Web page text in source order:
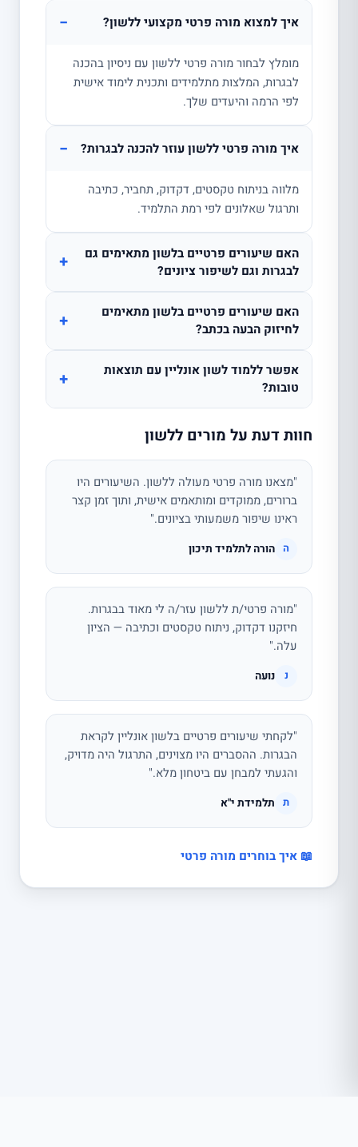
איך למצוא מורה פרטי מקצועי ללשון? −
מומלץ לבחור מורה פרטי ללשון עם ניסיון בהכנה
לבגרות, המלצות מתלמידים ותכנית לימוד אישית
לפי הרמה והיעדים שלך.
איך מורה פרטי ללשון עוזר להכנה לבגרות? −
מלווה בניתוח טקסטים, דקדוק, תחביר, כתיבה
ותרגול שאלונים לפי רמת התלמיד.
האם שיעורים פרטיים בלשון מתאימים גם
לבגרות וגם לשיפור ציונים?
+
האם שיעורים פרטיים בלשון מתאימים
לחיזוק הבעה בכתב?
+
אפשר ללמוד לשון אונליין עם תוצאות
טובות?
+
חוות דעת על מורים ללשון
"מצאנו מורה פרטי מעולה ללשון. השיעורים היו
ברורים, ממוקדים ומותאמים אישית, ותוך זמן קצר
ראינו שיפור משמעותי בציונים."
ה הורה לתלמיד תיכון
"מורה פרטי/ת ללשון עזר/ה לי מאוד בבגרות.
חיזקנו דקדוק, ניתוח טקסטים וכתיבה — הציון
עלה."
נ נועה
"לקחתי שיעורים פרטיים בלשון אונליין לקראת
הבגרות. ההסברים היו מצוינים, התרגול היה מדויק,
והגעתי למבחן עם ביטחון מלא."
ת תלמידת י"א
📖 איך בוחרים מורה פרטי